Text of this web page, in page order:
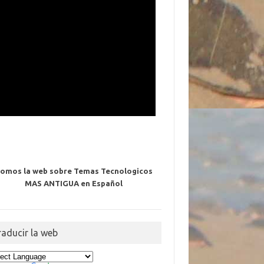
la web sobre Temas Tecnologicos
MAS ANTIGUA en Español
la web